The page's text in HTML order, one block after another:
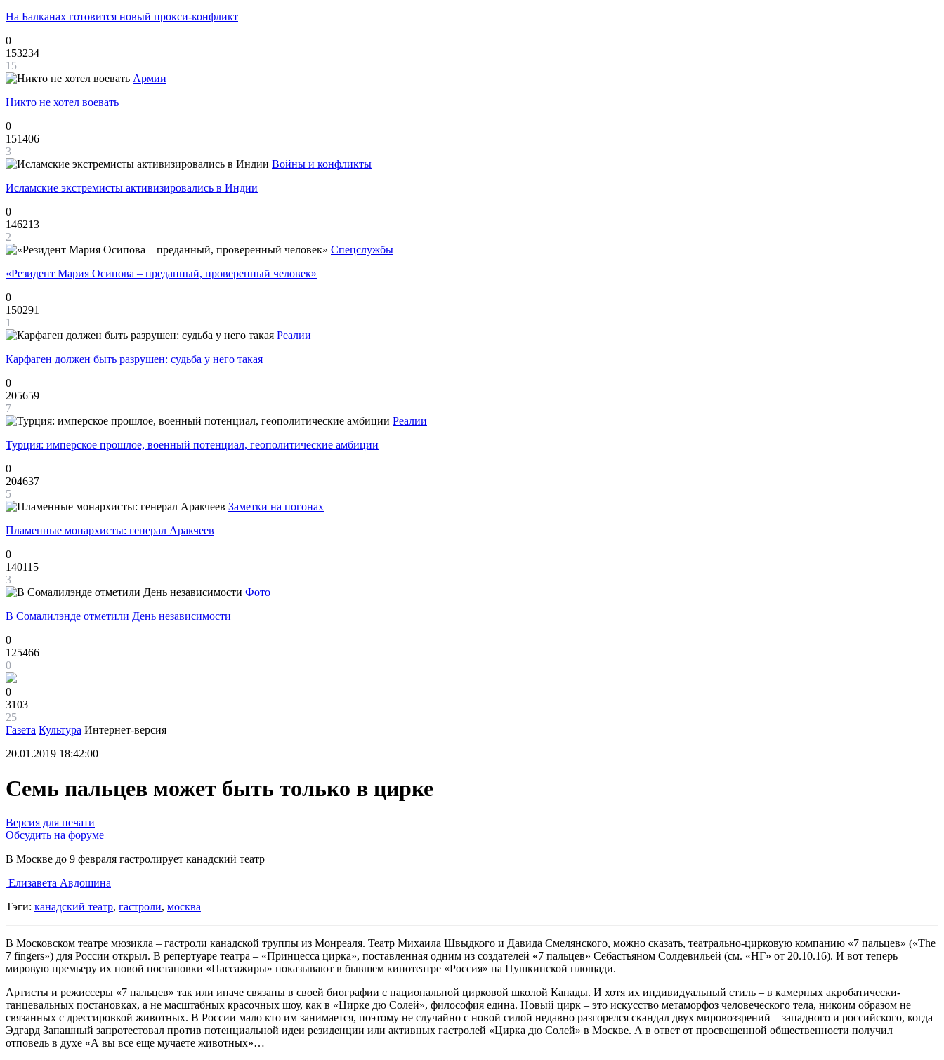
На Балканах готовится новый прокси-конфликт
0
153234
15
Армии
Никто не хотел воевать
0
151406
3
Войны и конфликты
Исламские экстремисты активизировались в Индии
0
146213
2
Спецслужбы
«Резидент Мария Осипова – преданный, проверенный человек»
0
150291
1
Реалии
Карфаген должен быть разрушен: судьба у него такая
0
205659
7
Реалии
Турция: имперское прошлое, военный потенциал, геополитические амбиции
0
204637
5
Заметки на погонах
Пламенные монархисты: генерал Аракчеев
0
140115
3
Фото
В Сомалилэнде отметили День независимости
0
125466
0
0
3103
25
Газета Культура Интернет-версия
20.01.2019 18:42:00
Семь пальцев может быть только в цирке
Версия для печати
Обсудить на форуме
В Москве до 9 февраля гастролирует канадский театр
Елизавета Авдошина
Тэги: канадский театр, гастроли, москва
В Московском театре мюзикла – гастроли канадской труппы из Монреаля. Театр Михаила Швыдкого и Давида Смелянского, можно сказать, театрально-цирковую компанию «7 пальцев» («The
7 fingers») для России открыл. В репертуаре театра – «Принцесса цирка», поставленная одним из создателей «7 пальцев» Себастьяном Солдевильей (см. «НГ» от 20.10.16). И вот теперь
мировую премьеру их новой постановки «Пассажиры» показывают в бывшем кинотеатре «Россия» на Пушкинской площади.
Артисты и режиссеры «7 пальцев» так или иначе связаны в своей биографии с национальной цирковой школой Канады. И хотя их индивидуальный стиль – в камерных акробатически-
танцевальных постановках, а не масштабных красочных шоу, как в «Цирке дю Солей», философия едина. Новый цирк – это искусство метаморфоз человеческого тела, никоим образом не
связанных с дрессировкой животных. В России мало кто им занимается, поэтому не случайно с новой силой недавно разгорелся скандал двух мировоззрений – западного и российского, когда
Эдгард Запашный запротестовал против потенциальной идеи резиденции или активных гастролей «Цирка дю Солей» в Москве. А в ответ от просвещенной общественности получил
отповедь в духе «А вы все еще мучаете животных»…